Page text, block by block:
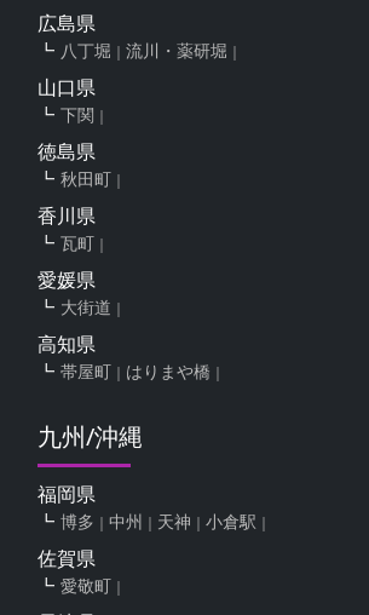
広島県
八丁堀 流川・薬研堀
山口県
下関
徳島県
秋田町
香川県
瓦町
愛媛県
大街道
高知県
帯屋町 はりまや橋
九州/沖縄
福岡県
博多 中州 天神 小倉駅
佐賀県
愛敬町